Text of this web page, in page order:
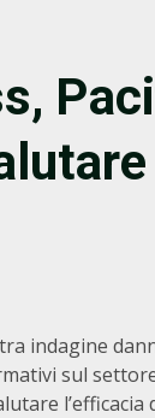
indagine
sul
l’efficacia